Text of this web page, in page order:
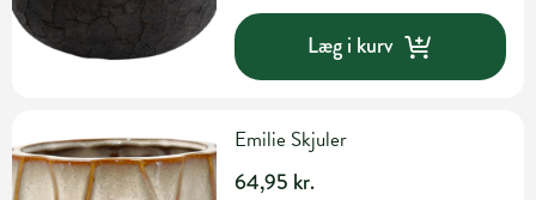
Læg i kurv
Emilie Skjuler
64,95 kr.